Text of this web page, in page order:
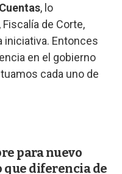
, lo
de Corte,
iniciativa. Entonces
en el gobierno
cada uno de
para nuevo
que diferencia de